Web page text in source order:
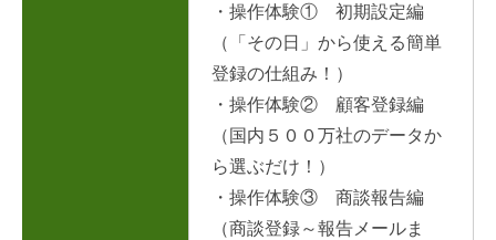
・操作体験① 初期設定編
（「その日」から使える簡単
登録の仕組み！）
・操作体験② 顧客登録編
（国内５００万社のデータか
ら選ぶだけ！）
・操作体験③ 商談報告編
（商談登録～報告メールま